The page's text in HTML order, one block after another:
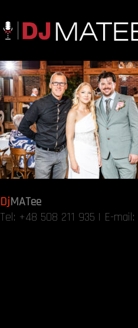
DjMATee
Tel: +48 508 211 935 | E-mail: